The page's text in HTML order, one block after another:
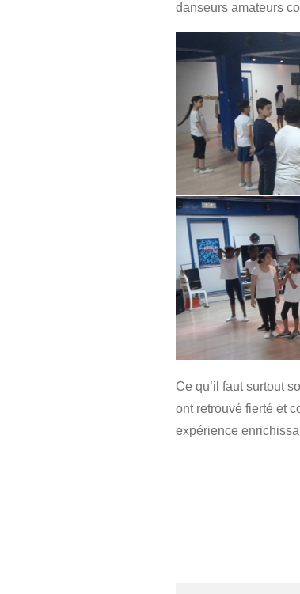
danseurs amateurs
Ce qu’il faut surtout
ont retrouvé fierté et
expérience